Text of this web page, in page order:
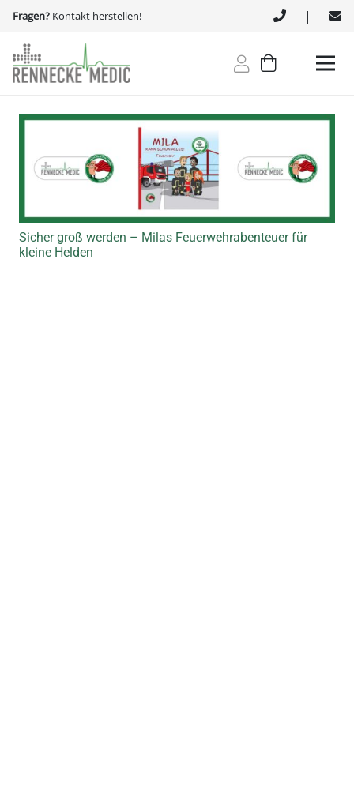
Fragen? Kontakt herstellen! |
Sicher groß werden – Milas Feuerwehrabenteuer für
kleine Helden